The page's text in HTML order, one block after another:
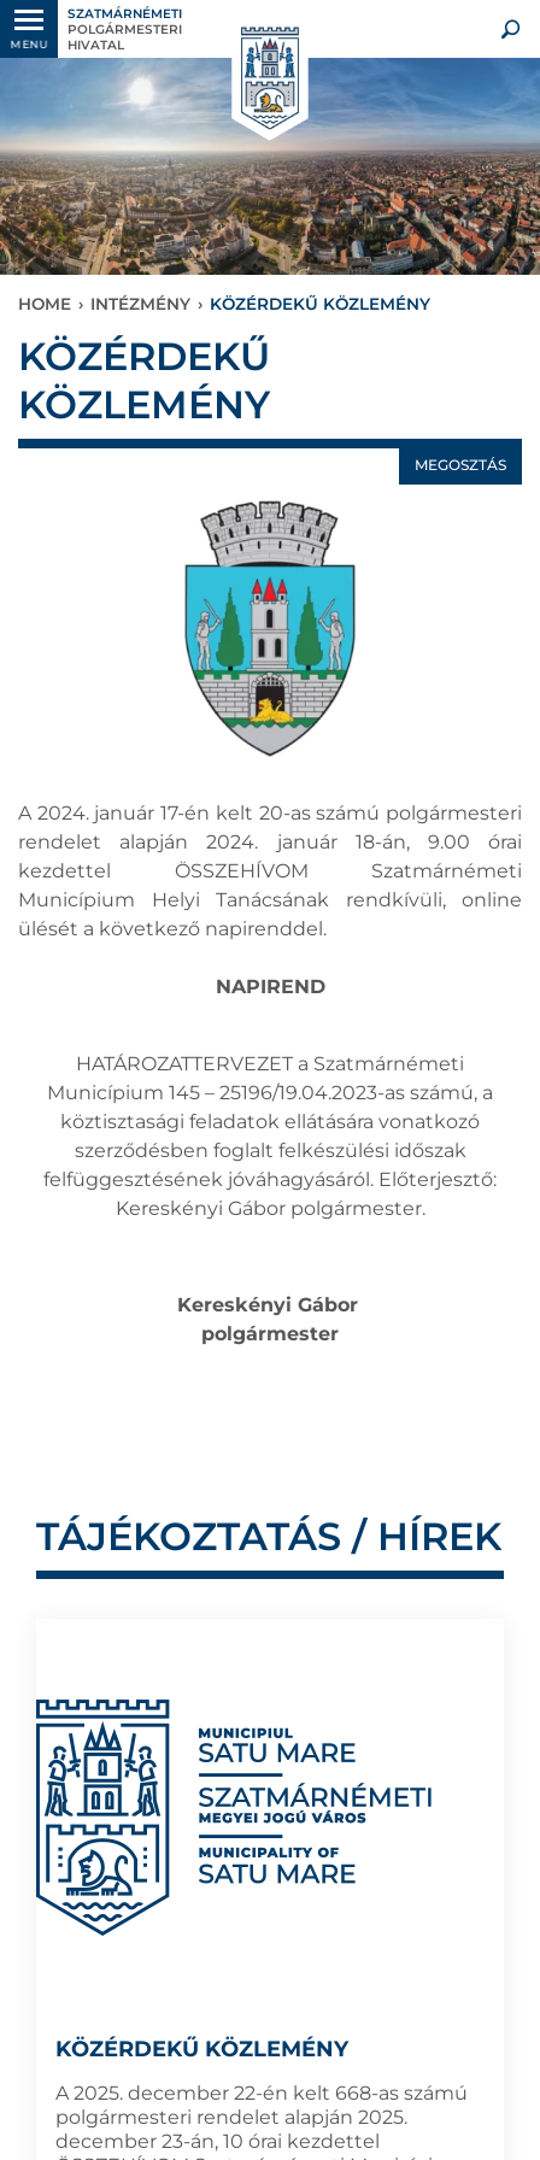
MENU
SZATMÁRNÉMETI
POLGÁRMESTERI
HIVATAL
HOME › INTÉZMÉNY › KÖZÉRDEKŰ KÖZLEMÉNY
KÖZÉRDEKŰ
KÖZLEMÉNY
MEGOSZTÁS
A 2024. január 17-én kelt 20-as számú polgármesteri
rendelet alapján 2024. január 18-án, 9.00 órai
kezdettel ÖSSZEHÍVOM Szatmárnémeti
Municípium Helyi Tanácsának rendkívüli, online
ülését a következő napirenddel.
NAPIREND
HATÁROZATTERVEZET a Szatmárnémeti
Municípium 145 – 25196/19.04.2023-as számú, a
köztisztasági feladatok ellátására vonatkozó
szerződésben foglalt felkészülési időszak
felfüggesztésének jóváhagyásáról. Előterjesztő:
Kereskényi Gábor polgármester.
Kereskényi Gábor
polgármester
TÁJÉKOZTATÁS / HÍREK
KÖZÉRDEKŰ KÖZLEMÉNY
A 2025. december 22-én kelt 668-as számú
polgármesteri rendelet alapján 2025.
december 23-án, 10 órai kezdettel